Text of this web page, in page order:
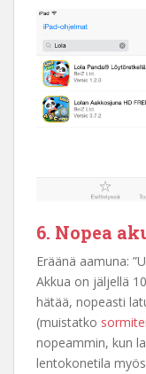
6. Nopea
Eräänä aamuna:
Akkua on jäljellä
hätää, nopeasti
(muistatko
nopeammin, kun
lentokonetila